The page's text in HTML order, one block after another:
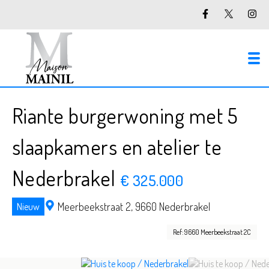
Riante burgerwoning met 5
slaapkamers en atelier te
Nederbrakel € 325.000
Nieuw Meerbeekstraat 2, 9660 Nederbrakel
Ref: 9660 Meerbeekstraat 2C